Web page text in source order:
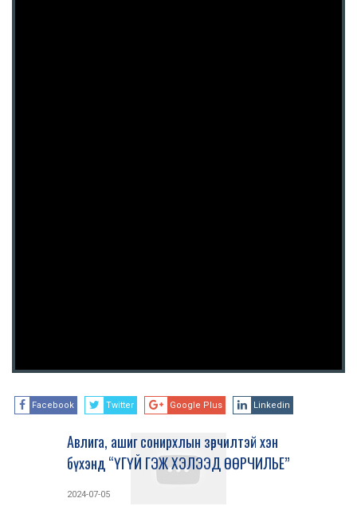
Facebook Twitter Google Plus Linkedin
Авлига, ашиг сонирхлын зөрчилтэй хэн
бүхэнд “ҮГҮЙ ГЭЖ ХЭЛЭЭД ӨӨРЧИЛЬЕ”
2024-07-05